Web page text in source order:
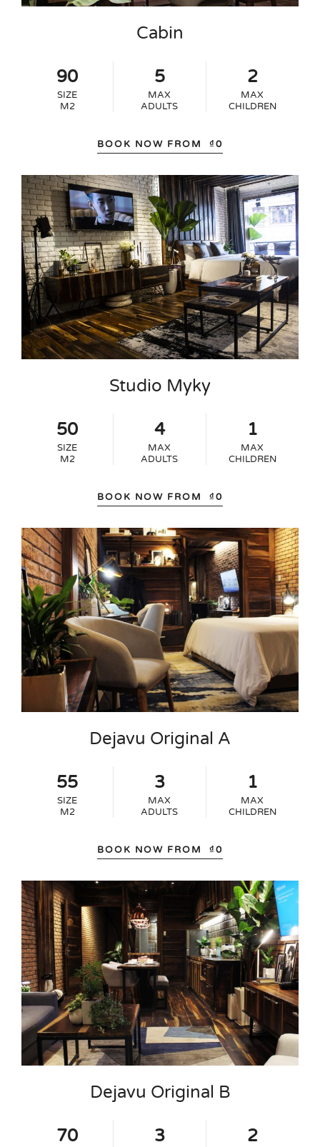
Cabin
90
SIZE
M2
5
MAX
ADULTS
2
MAX
CHILDREN
BOOK NOW FROM ₫0
Studio Myky
50
SIZE
M2
4
MAX
ADULTS
1
MAX
CHILDREN
BOOK NOW FROM ₫0
Dejavu Original A
55
SIZE
M2
3
MAX
ADULTS
1
MAX
CHILDREN
BOOK NOW FROM ₫0
Dejavu Original B
70 3 2